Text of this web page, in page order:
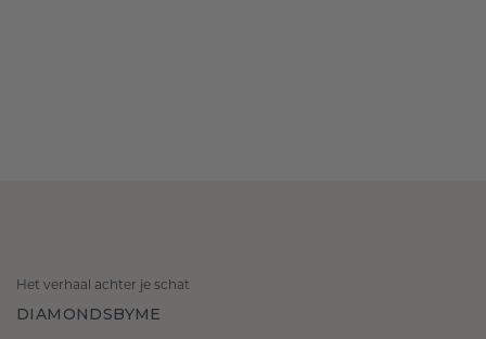
Het verhaal achter je schat
DIAMONDSBYME